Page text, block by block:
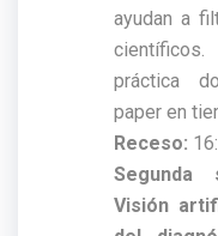
ayudan a
práctica
paper en
Receso:
Segunda
Visión